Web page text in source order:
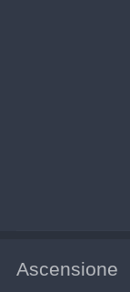
Ascensione